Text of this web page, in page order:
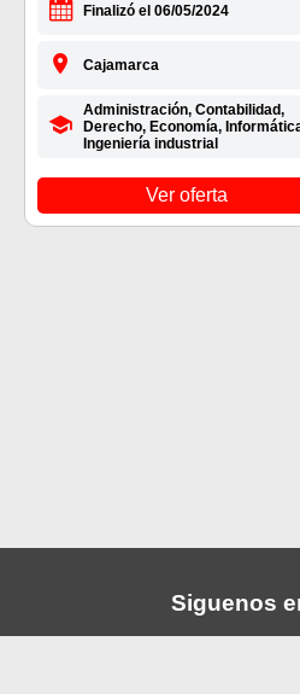
Finalizó el 06/05/2024
Cajamarca
Administración, Contabilidad,
Derecho, Economía,
Ingeniería industrial
Ver oferta
Siguenos